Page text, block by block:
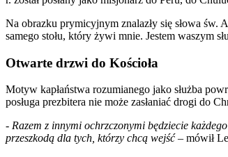
Na obrazku prymicyjnym znalazły się słowa św.
samego stołu, który żywi mnie. Jestem waszym
Otwarte drzwi do Kościoła
Motyw kapłaństwa rozumianego jako służba
posługa prezbitera nie może zasłaniać drogi do
- Razem z innymi ochrzczonymi będziecie
przeszkodą dla tych, którzy chcą wejść– mówił